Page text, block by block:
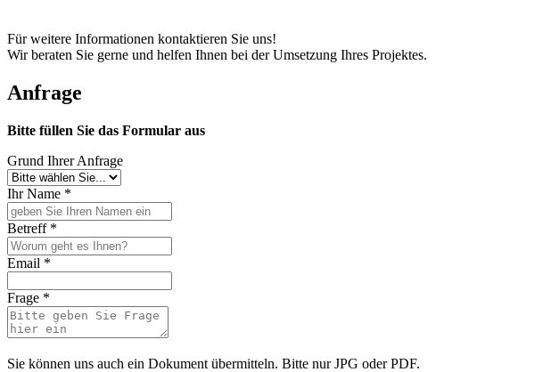
Für weitere Informationen kontaktieren Sie uns!
Wir beraten Sie gerne und helfen Ihnen bei der Umsetzung Ihres Projektes.
Anfrage
Bitte füllen Sie das Formular aus
Grund Ihrer Anfrage
Ihr Name *
Betreff *
Email *
Frage *
Sie können uns auch ein Dokument übermitteln. Bitte nur JPG oder PDF.